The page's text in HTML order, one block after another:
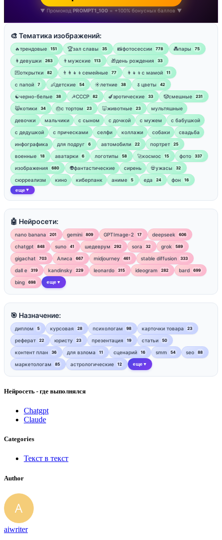
▼ Промокод PROMPT1_100 = +100% бонусных баллов ▼
🎨 Тематика изображений:
🔥трендовые 151 🏆зал славы 35 📸фотосессии 778 💑пары 75
👩девушки 263 👨мужские 113 🎁день рождения 33
💌открытки 82 👨‍👩‍👧‍👦семейные 77 👩‍👧‍👦с мамой 11
‍с папой 7 👶детские 54 ☀️летние 38 🌷цветы 42
☯︎черно-белые 38 ☭СССР 82 🍆эротические 33 🤡смешные 231
😸котики 34 🎂с тортом 23 🐷животные 23
мультяшные
девочки
мальчики с сыном с дочкой с мужем
с бабушкой
с дедушкой
с прическами селфи коллажи собаки
свадьба
инфографика
для подруг 6 автомобили 22 портрет 25
военные 18 аватарки 6 логотипы 58 🚀космос 15 фото 337
изображения 680 👽фантастические сирень 💀ужасы 32
сюрреализм кино киберпанк аниме 5 еда 24 фон 16
еще ▼
🤖 Нейросети:
nano banana 201 gemini 809 GPTImage-2 17 deepseek 606
chatgpt 848 suno 41 шедеврум 292 sora 32 grok 589
gigachat 703 Алиса 667 midjourney 461 stable diffusion 333
dall e 319 kandinsky 229 leonardo 315 ideogram 282 bard 699
bing 698 еще ▼
🎯 Назначение:
диплом 5 курсовая 28 психологам 98 карточки товара 23
реферат 22 юристу 23 презентация 19 статьи 50
контент план 36 для взлома 11 сценарий 16 smm 54 seo 88
маркетологам 85 астрологические 12 еще ▼
Нейросеть - где выполнялся
Chatgpt
Claude
Categories
Текст в текст
Author
aiwriter